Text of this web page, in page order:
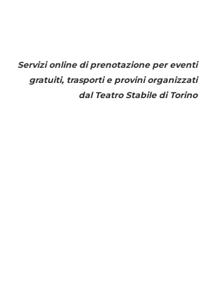
Servizi online di prenotazione per eventi
gratuiti, trasporti e provini organizzati
dal Teatro Stabile di Torino